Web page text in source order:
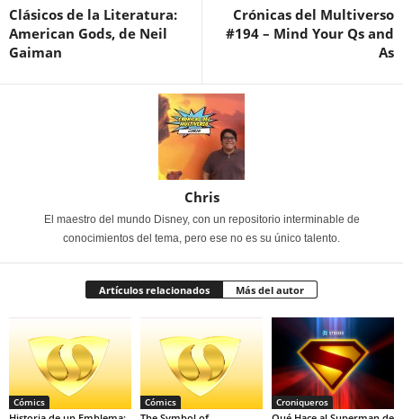
Clásicos de la Literatura:
American Gods, de Neil
Gaiman
Crónicas del Multiverso
#194 – Mind Your Qs and
As
Chris
El maestro del mundo Disney, con un repositorio interminable de
conocimientos del tema, pero ese no es su único talento.
Artículos relacionados Más del autor
Cómics Cómics Croniqueros